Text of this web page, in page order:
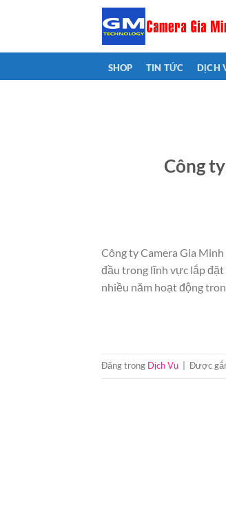
SHOP TIN TỨC DỊCH
Công
Công ty Camera Gia
đầu trong lĩnh vực lắp đặt
nhiều năm hoạt động
Đăng trong Dịch Vụ Được